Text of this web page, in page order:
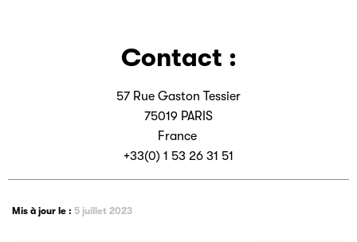
Contact :
57 Rue Gaston Tessier
75019 PARIS
France
+33(0) 1 53 26 31 51
Mis à jour le : 5 juillet 2023